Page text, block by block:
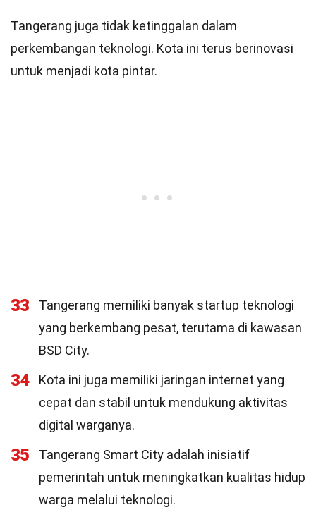
Tangerang juga tidak ketinggalan dalam
perkembangan teknologi. Kota ini terus berinovasi
untuk menjadi kota pintar.
33
Tangerang memiliki banyak startup teknologi
yang berkembang pesat, terutama di kawasan
BSD City.
34
Kota ini juga memiliki jaringan internet yang
cepat dan stabil untuk mendukung aktivitas
digital warganya.
35
Tangerang Smart City adalah inisiatif
pemerintah untuk meningkatkan kualitas hidup
warga melalui teknologi.